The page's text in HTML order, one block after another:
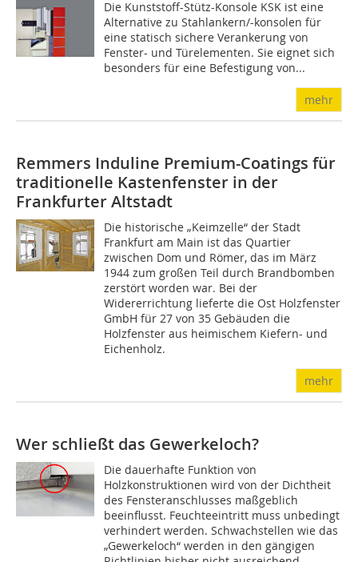
Die Kunststoff-Stütz-Konsole KSK ist eine
Alternative zu Stahlankern/-konsolen für
eine statisch sichere Verankerung von
Fenster- und Türelementen. Sie eignet sich
besonders für eine Befestigung von...
mehr
Remmers Induline Premium-Coatings für
traditionelle Kastenfenster in der
Frankfurter Altstadt
Die historische „Keimzelle“ der Stadt
Frankfurt am Main ist das Quartier
zwischen Dom und Römer, das im März
1944 zum großen Teil durch Brandbomben
zerstört worden war. Bei der
Widererrichtung lieferte die Ost Holzfenster
GmbH für 27 von 35 Gebäuden die
Holzfenster aus heimischem Kiefern- und
Eichenholz.
mehr
Wer schließt das Gewerkeloch?
Die dauerhafte Funktion von
Holzkonstruktionen wird von der Dichtheit
des Fensteranschlusses maßgeblich
beeinflusst. Feuchteeintritt muss unbedingt
verhindert werden. Schwachstellen wie das
„Gewerkeloch“ werden in den gängigen